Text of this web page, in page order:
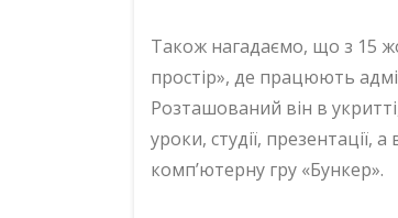
Також нагадаємо, що з 15
простір», де працюють
Розташований він в
уроки, студії,
комп’ютерну гру «Бункер».